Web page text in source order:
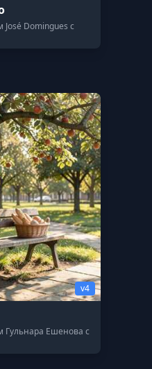
Domingues с
v4
Гульнара Ешенова с